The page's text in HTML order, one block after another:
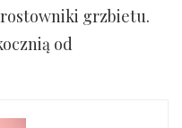
grzbietu.
od